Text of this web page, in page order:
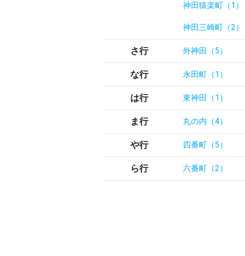
神田猿楽町（1）
神田三崎町（2）
さ行 外神田（5）
な行 永田町（1）
は行 東神田（1）
ま行 丸の内（4）
や行 四番町（5）
ら行 六番町（2）